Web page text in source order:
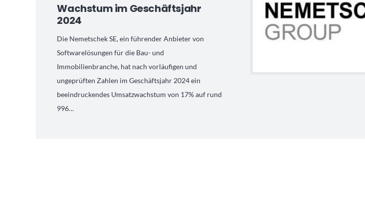
Wachstum im Geschäftsjahr
2024
Die Nemetschek SE, ein führender Anbieter von
Softwarelösungen für die Bau- und
Immobilienbranche, hat nach vorläufigen und
ungeprüften Zahlen im Geschäftsjahr 2024 ein
beeindruckendes Umsatzwachstum von 17% auf rund
996…